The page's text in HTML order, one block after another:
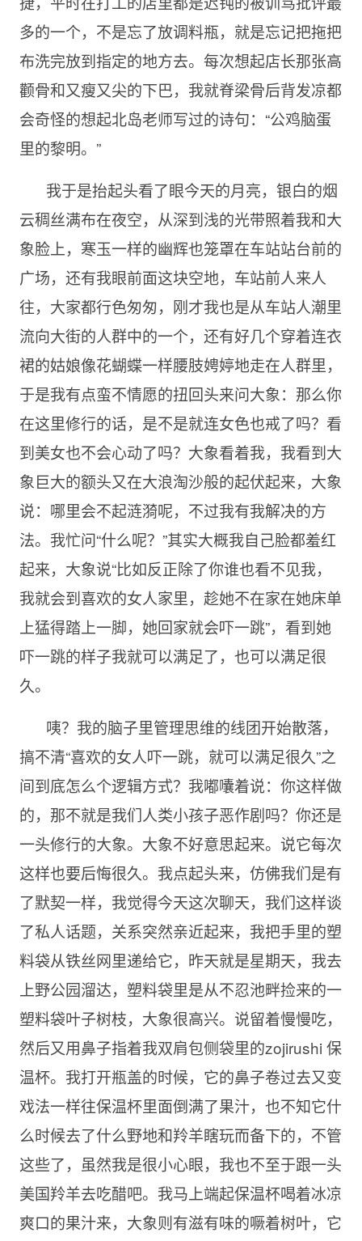
多的一个，不是忘了放调料瓶，就是忘记把拖把
布洗完放到指定的地方去。每次想起店长那张高
颧骨和又瘦又尖的下巴，我就脊梁骨后背发凉都
会奇怪的想起北岛老师写过的诗句：“公鸡脑蛋
里的黎明。”
我于是抬起头看了眼今天的月亮，银白的烟
云稠丝满布在夜空，从深到浅的光带照着我和大
象脸上，寒玉一样的幽辉也笼罩在车站站台前的
广场，还有我眼前面这块空地，车站前人来人
往，大家都行色匆匆，刚才我也是从车站人潮里
流向大街的人群中的一个，还有好几个穿着连衣
裙的姑娘像花蝴蝶一样腰肢娉婷地走在人群里，
于是我有点蛮不情愿的扭回头来问大象：那么你
在这里修行的话，是不是就连女色也戒了吗？看
到美女也不会心动了吗？大象看着我，我看到大
象巨大的额头又在大浪淘沙般的起伏起来，大象
说：哪里会不起涟漪呢，不过我有我解决的方
法。我忙问“什么呢？”其实大概我自己脸都羞红
起来，大象说“比如反正除了你谁也看不见我，
我就会到喜欢的女人家里，趁她不在家在她床单
上猛得踏上一脚，她回家就会吓一跳”，看到她
吓一跳的样子我就可以满足了，也可以满足很
久。
咦？我的脑子里管理思维的线团开始散落，
搞不清“喜欢的女人吓一跳，就可以满足很久”之
间到底怎么个逻辑方式？我嘟囔着说：你这样做
的，那不就是我们人类小孩子恶作剧吗？你还是
一头修行的大象。大象不好意思起来。说它每次
这样也要后悔很久。我点起头来，仿佛我们是有
了默契一样，我觉得今天这次聊天，我们这样谈
了私人话题，关系突然亲近起来，我把手里的塑
料袋从铁丝网里递给它，昨天就是星期天，我去
上野公园溜达，塑料袋里是从不忍池畔捡来的一
塑料袋叶子树枝，大象很高兴。说留着慢慢吃，
然后又用鼻子指着我双肩包侧袋里的zojirushi 保
温杯。我打开瓶盖的时候，它的鼻子卷过去又变
戏法一样往保温杯里面倒满了果汁，也不知它什
么时候去了什么野地和羚羊瞎玩而备下的，不管
这些了，虽然我是很小心眼，我也不至于跟一头
美国羚羊去吃醋吧。我马上端起保温杯喝着冰凉
爽口的果汁来，大象则有滋有味的噘着树叶，它